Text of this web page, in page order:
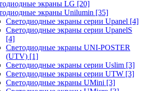
экраны LG [20]
экраны Unilumin [35]
Светодиодные экраны серии Upanel [4]
Светодиодные экраны серии UpanelS
[4]
Светодиодные экраны UNI-POSTER
(UTV) [1]
Светодиодные экраны серии Uslim [3]
Светодиодные экраны серии UTW [3]
Светодиодные экраны UMini [3]